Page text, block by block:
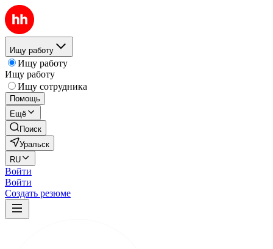
Ищу работу
Ищу работу
Ищу работу
Ищу сотрудника
Помощь
Ещё
Поиск
Уральск
RU
Войти
Войти
Создать резюме